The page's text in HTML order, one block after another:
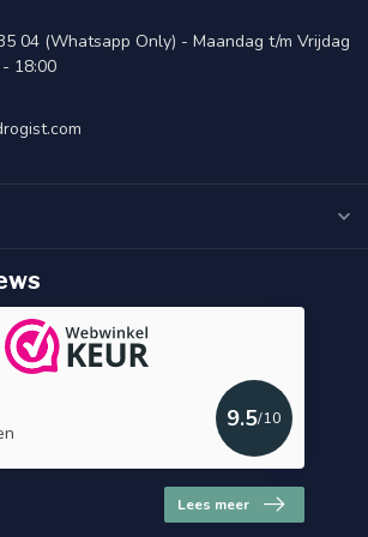
04 (Whatsapp Only) - Maandag t/m Vrijdag
18:00
9.5/10
Lees meer